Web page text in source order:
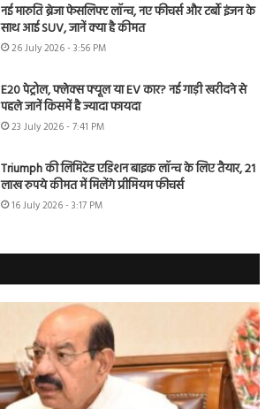
नई मारुति ब्रेजा फेसलिफ्ट लॉन्च, नए फीचर्स और टर्बो इंजन के
साथ आई SUV, जानें क्या है कीमत
26 July 2026 - 3:56 PM
E20 पेट्रोल, फ्लेक्स फ्यूल या EV कार? नई गाड़ी खरीदने से
पहले जानें किसमें है ज्यादा फायदा
23 July 2026 - 7:41 PM
Triumph की लिमिटेड एडिशन बाइक लॉन्च के लिए तैयार, 21
लाख रुपये कीमत में मिलेंगे प्रीमियम फीचर्स
16 July 2026 - 3:17 PM